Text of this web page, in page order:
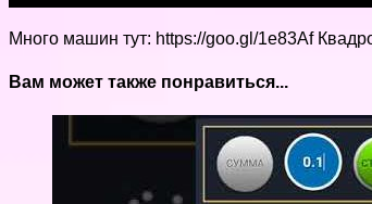
Много машин тут: https://goo.gl/1e83Af
Вам может также понравиться...